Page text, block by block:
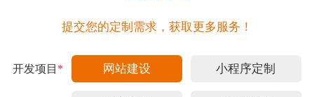
提交您的定制需求，获取更多服务！
开发项目 * 网站建设 小程序定制